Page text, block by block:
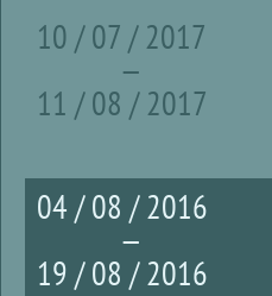
10 / 07 / 2017
—
11 / 08 / 2017
04 / 08 / 2016
—
19 / 08 / 2016